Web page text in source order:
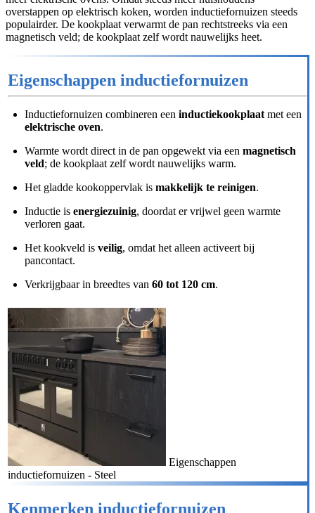
overstappen op elektrisch koken, worden inductiefornuizen steeds
populairder. De kookplaat verwarmt de pan rechtstreeks via een
magnetisch veld; de kookplaat zelf wordt nauwelijks heet.
Eigenschappen inductiefornuizen
Inductiefornuizen combineren een inductiekookplaat met een
elektrische oven.
Warmte wordt direct in de pan opgewekt via een magnetisch
veld; de kookplaat zelf wordt nauwelijks warm.
Het gladde kookoppervlak is makkelijk te reinigen.
Inductie is energiezuinig, doordat er vrijwel geen warmte
verloren gaat.
Het kookveld is veilig, omdat het alleen activeert bij
pancontact.
Verkrijgbaar in breedtes van 60 tot 120 cm.
Eigenschappen
inductiefornuizen - Steel
Kenmerken inductiefornuizen